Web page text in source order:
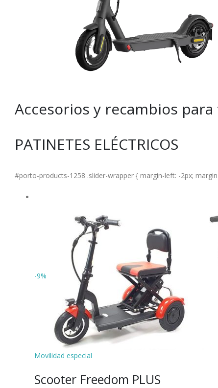
Accesorios y recambios
PATINETES ELÉCTRICOS
#porto-products-1258 .slider-wrapper { margin-left: -2px;
-9%
Movilidad especial
Scooter Freedom PLUS